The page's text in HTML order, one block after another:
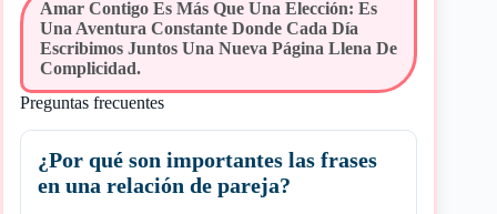
Amar Contigo Es Más Que Una Elección: Es
Una Aventura Constante Donde Cada Día
Escribimos Juntos Una Nueva Página Llena De
Complicidad.
Preguntas frecuentes
¿Por qué son importantes las frases
en una relación de pareja?